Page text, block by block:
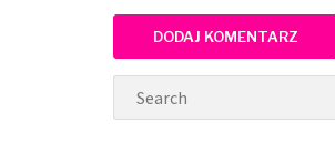
Search